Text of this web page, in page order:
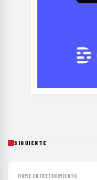
SIGUIENTE
HOME›ENTRETENIMIENTO›